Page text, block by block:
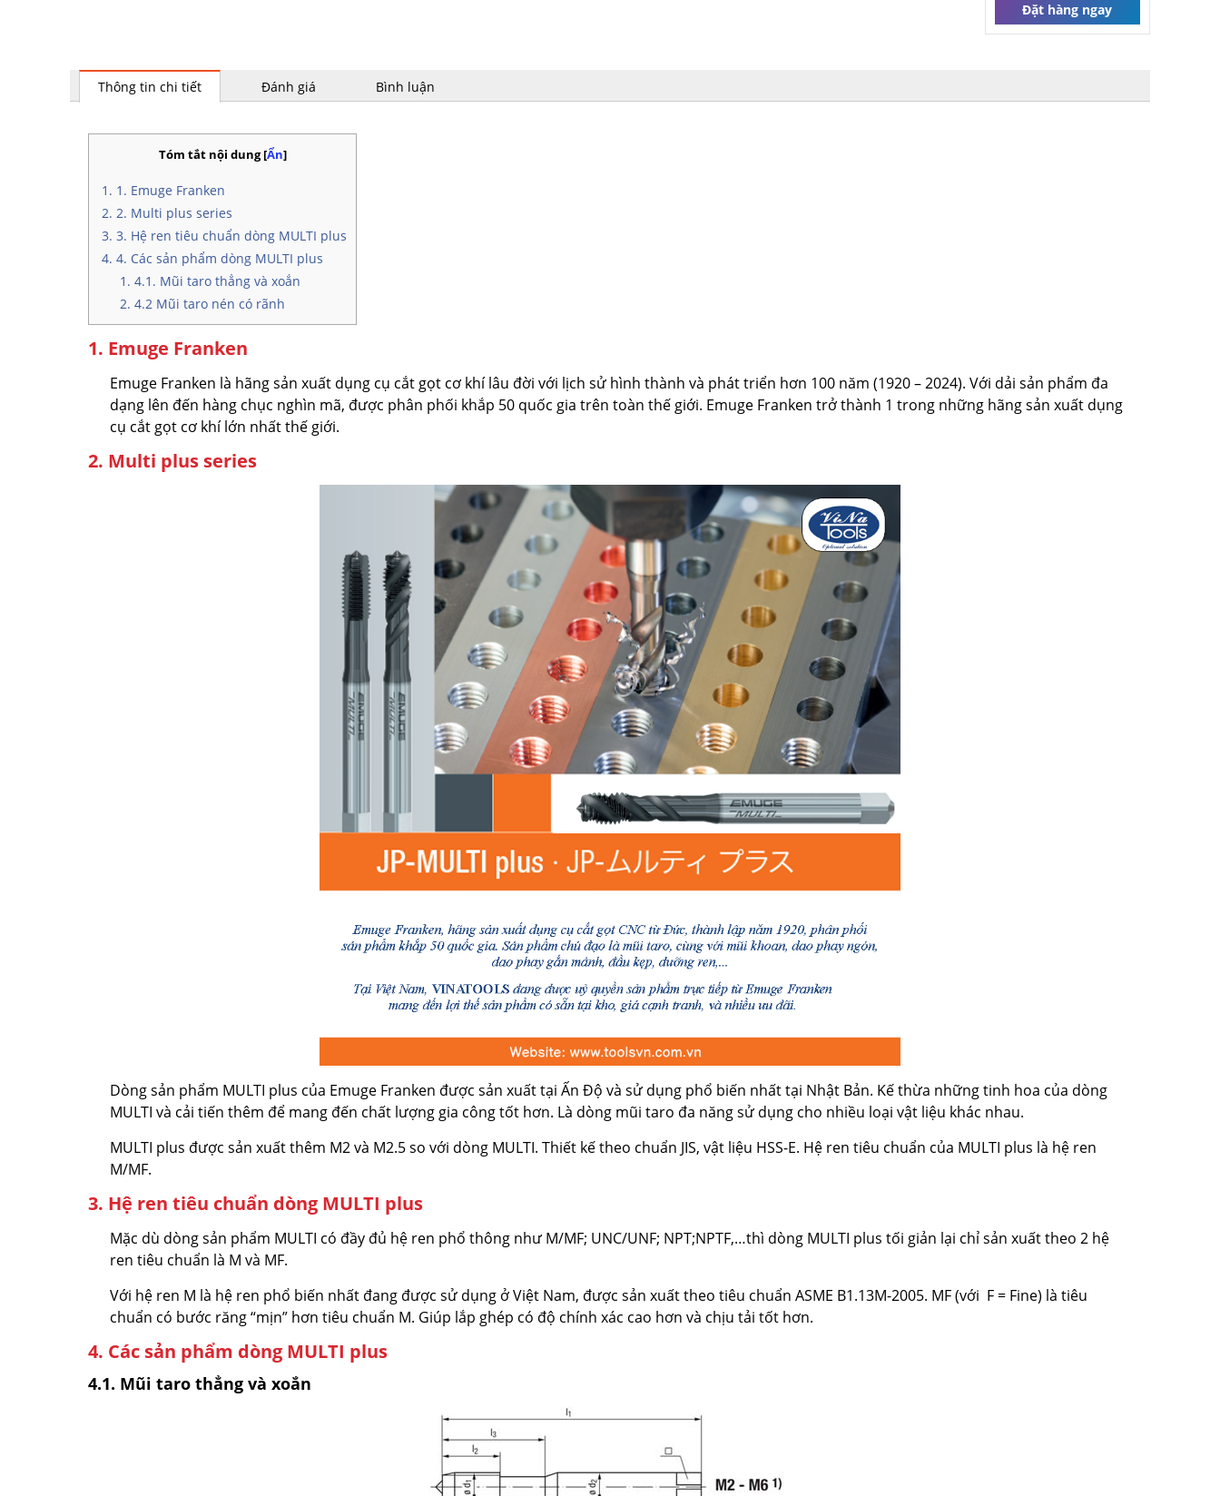
Đặt hàng ngay
Mũi Taro xoắn
Đặt hàng ngay
Thông tin chi tiết Đánh giá Bình luận
Tóm tắt nội dung[Ẩn]
1. Emuge Franken
2. Multi plus series
3. Hệ ren tiêu chuẩn dòng MULTI plus
4. Các sản phẩm dòng MULTI plus
4.1. Mũi taro thẳng và xoắn
4.2 Mũi taro nén có rãnh
1. Emuge Franken
Emuge Franken là hãng sản xuất dụng cụ cắt gọt cơ khí lâu đời với lịch sử hình thành và phát triển hơn 100 năm (1920 – 2024). Với dải sản phẩm đa
dạng lên đến hàng chục nghìn mã, được phân phối khắp 50 quốc gia trên toàn thế giới. Emuge Franken trở thành 1 trong những hãng sản xuất dụng
cụ cắt gọt cơ khí lớn nhất thế giới.
2. Multi plus series
Dòng sản phẩm MULTI plus của Emuge Franken được sản xuất tại Ấn Độ và sử dụng phổ biến nhất tại Nhật Bản. Kế thừa những tinh hoa của dòng
MULTI và cải tiến thêm để mang đến chất lượng gia công tốt hơn. Là dòng mũi taro đa năng sử dụng cho nhiều loại vật liệu khác nhau.
MULTI plus được sản xuất thêm M2 và M2.5 so với dòng MULTI. Thiết kế theo chuẩn JIS, vật liệu HSS-E. Hệ ren tiêu chuẩn của MULTI plus là hệ ren
M/MF.
3. Hệ ren tiêu chuẩn dòng MULTI plus
Mặc dù dòng sản phẩm MULTI có đầy đủ hệ ren phổ thông như M/MF; UNC/UNF; NPT;NPTF,…thì dòng MULTI plus tối giản lại chỉ sản xuất theo 2 hệ
ren tiêu chuẩn là M và MF.
Với hệ ren M là hệ ren phổ biến nhất đang được sử dụng ở Việt Nam, được sản xuất theo tiêu chuẩn ASME B1.13M-2005. MF (với F = Fine) là tiêu
chuẩn có bước răng “mịn” hơn tiêu chuẩn M. Giúp lắp ghép có độ chính xác cao hơn và chịu tải tốt hơn.
4. Các sản phẩm dòng MULTI plus
4.1. Mũi taro thẳng và xoắn